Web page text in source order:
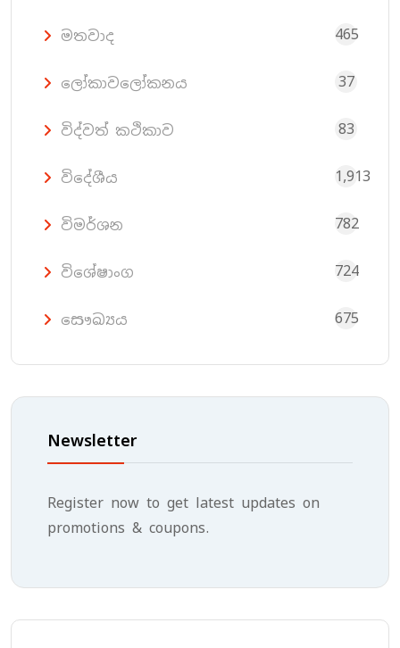
මතවාද 465
ලෝකාවලෝකනය 37
විද්වත් කථිකාව 83
විදේශීය 1,913
විමර්ශන 782
විශේෂාංග 724
සෞඛ්‍යය 675
Newsletter
Register now to get latest updates on
promotions & coupons.